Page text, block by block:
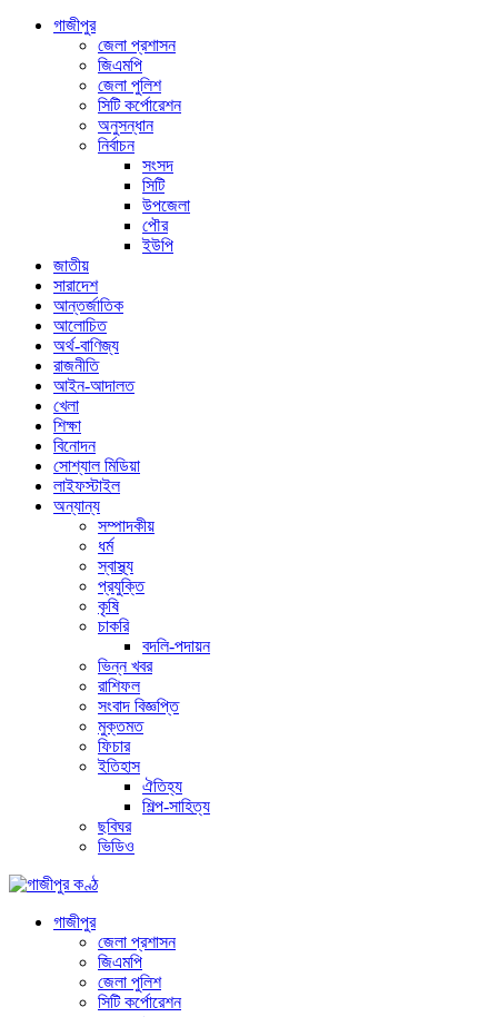
গাজীপুর
জেলা প্রশাসন
জিএমপি
জেলা পুলিশ
সিটি কর্পোরেশন
অনুসন্ধান
নির্বাচন
সংসদ
সিটি
উপজেলা
পৌর
ইউপি
জাতীয়
সারাদেশ
আন্তর্জাতিক
আলোচিত
অর্থ-বাণিজ্য
রাজনীতি
আইন-আদালত
খেলা
শিক্ষা
বিনোদন
সোশ্যাল মিডিয়া
লাইফস্টাইল
অন্যান্য
সম্পাদকীয়
ধর্ম
স্বাস্থ্য
প্রযুক্তি
কৃষি
চাকরি
বদলি-পদায়ন
ভিন্ন খবর
রাশিফল
সংবাদ বিজ্ঞপ্তি
মুক্তমত
ফিচার
ইতিহাস
ঐতিহ্য
শিল্প-সাহিত্য
ছবিঘর
ভিডিও
গাজীপুর
জেলা প্রশাসন
জিএমপি
জেলা পুলিশ
সিটি কর্পোরেশন